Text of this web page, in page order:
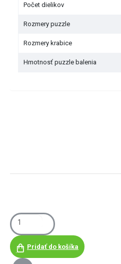
Počet dielikov
Rozmery puzzle
Rozmery krabice
Hmotnosť puzzle balenia
Pridať do košíka